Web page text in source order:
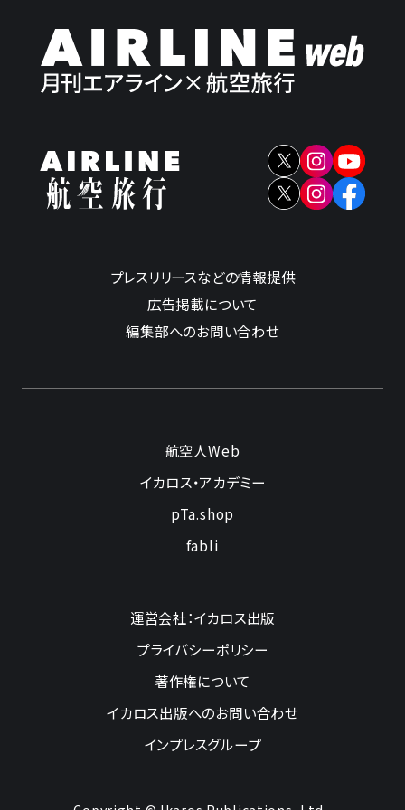
プレスリリースなどの情報提供
広告掲載について
編集部へのお問い合わせ
航空人Web
イカロス・アカデミー
pTa.shop
fabli
運営会社：イカロス出版
プライバシーポリシー
著作権について
イカロス出版へのお問い合わせ
インプレスグループ